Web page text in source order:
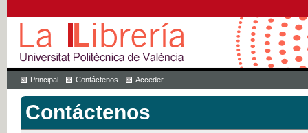
Principal Contáctenos Acceder
Contáctenos